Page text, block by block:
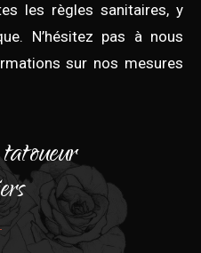
les règles sanitaires, y
N’hésitez pas à nous
sur nos mesures